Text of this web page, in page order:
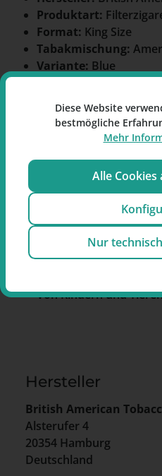
Produktart:
Format: King Size
Tabakmischung:
Variante: Blue
Packungsfarbe:Blau
Inhalt:60 Stück
Emissionswerte: ca. 6
Bitte beachten Sie die
Herstellers.
Von Kindern und
Hersteller
British American
Alsterufer 4
20354 Hamburg
Deutschland
Diese Website
bestmögliche
Mehr
Alle
Nur